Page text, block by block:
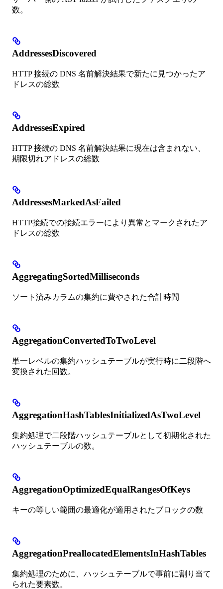
数。
AddressesDiscovered
HTTP 接続の DNS 名前解決結果で新たに見つかったア
ドレスの総数
AddressesExpired
HTTP 接続の DNS 名前解決結果に現在は含まれない、
期限切れアドレスの総数
AddressesMarkedAsFailed
HTTP接続での接続エラーにより異常とマークされたア
ドレスの総数
AggregatingSortedMilliseconds
ソート済みカラムの集約に費やされた合計時間
AggregationConvertedToTwoLevel
単一レベルの集約ハッシュテーブルが実行時に二段階へ
変換された回数。
AggregationHashTablesInitializedAsTwoLevel
集約処理で二段階ハッシュテーブルとして初期化された
ハッシュテーブルの数。
AggregationOptimizedEqualRangesOfKeys
キーの等しい範囲の最適化が適用されたブロックの数
AggregationPreallocatedElementsInHashTables
集約処理のために、ハッシュテーブルで事前に割り当て
られた要素数。